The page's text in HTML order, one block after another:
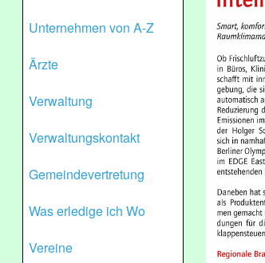
Unternehmen von A-Z
Ärzte
Verwaltung
Verwaltungskontakt
Gemeindevertretung
Was erledige ich Wo
Vereine